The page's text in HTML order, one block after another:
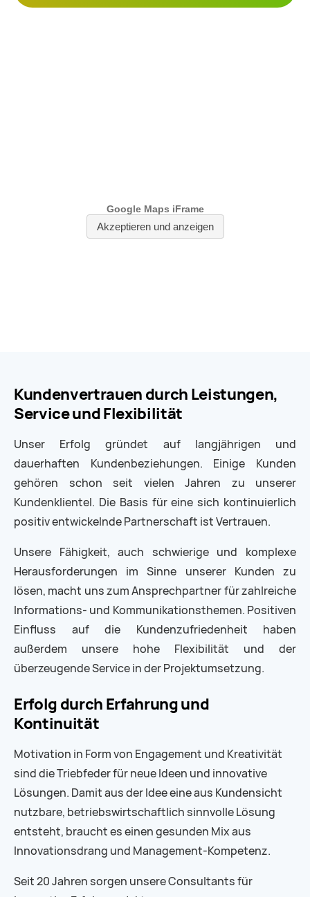
Kundenvertrauen durch Leistungen,
Service und Flexibilität
Unser Erfolg gründet auf langjährigen und
dauerhaften Kundenbeziehungen. Einige Kunden
gehören schon seit vielen Jahren zu unserer
Kundenklientel. Die Basis für eine sich kontinuierlich
positiv entwickelnde Partnerschaft ist Vertrauen.
Unsere Fähigkeit, auch schwierige und komplexe
Herausforderungen im Sinne unserer Kunden zu
lösen, macht uns zum Ansprechpartner für zahlreiche
Informations- und Kommunikationsthemen. Positiven
Einfluss auf die Kundenzufriedenheit haben
außerdem unsere hohe Flexibilität und der
überzeugende Service in der Projektumsetzung.
Erfolg durch Erfahrung und
Kontinuität
Motivation in Form von Engagement und Kreativität
sind die Triebfeder für neue Ideen und innovative
Lösungen. Damit aus der Idee eine aus Kundensicht
nutzbare, betriebswirtschaftlich sinnvolle Lösung
entsteht, braucht es einen gesunden Mix aus
Innovationsdrang und Management-Kompetenz.
Seit 20 Jahren sorgen unsere Consultants für